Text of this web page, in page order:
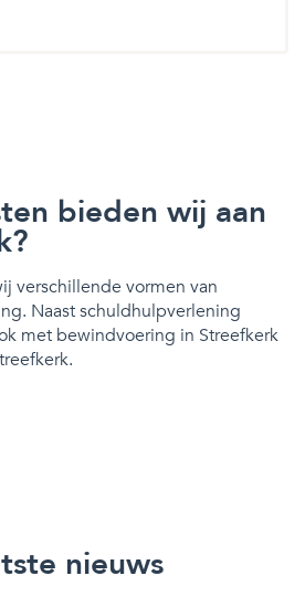
bieden wij aan
verschillende vormen van
Naast schuldhulpverlening
met bewindvoering in Streefkerk
nieuws